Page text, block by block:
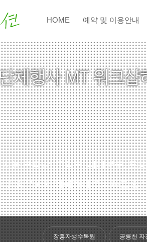
HOME 예약 및 이용안내
울 구파발, 은평구, 서대문구, 도
일영유원지 계곡가에 위치하고
장흥자생수목원 공릉천 자